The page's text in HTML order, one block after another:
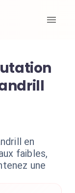
en
faibles,
une